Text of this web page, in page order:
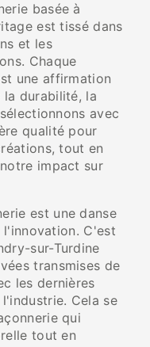
basée à
est tissé dans
et les
Chaque
une affirmation
la durabilité, la
avec
qualité pour
tout en
impact sur
est une danse
C'est
sur-Turdine
transmises de
les dernières
Cela se
qui
tout en